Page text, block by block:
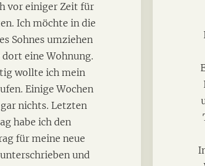
vor einiger Zeit für
Ich möchte in die
Sohnes umziehen
eine Wohnung.
wollte ich mein
Einige Wochen
nichts. Letzten
habe ich den
für meine neue
und